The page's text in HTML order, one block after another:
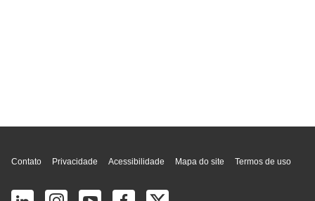
Contato Privacidade Acessibilidade Mapa do site Termos de uso